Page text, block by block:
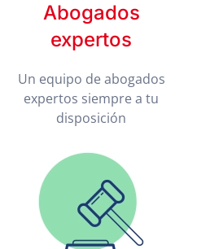
Abogados
expertos
Un equipo de abogados
expertos siempre a tu
disposición